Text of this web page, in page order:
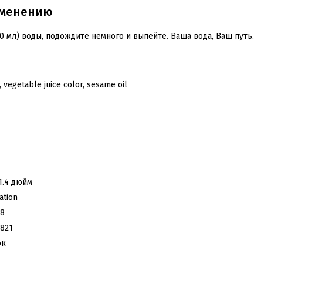
мл) воды, подождите немного и выпейте. Ваша вода, Ваш путь.
vegetable juice color, sesame oil
дюйм